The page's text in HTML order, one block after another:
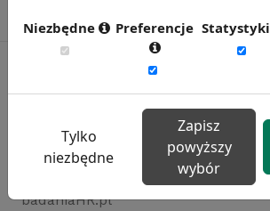
Rynekpracy.pl
sedlak.pl
wynagrodzenia.pl
raportyplacowe.pl
badaniaHR.pl
Niezbędne Preferencje Statystyki
Tylko
niezbędne
Zapisz
powyższy
wybór